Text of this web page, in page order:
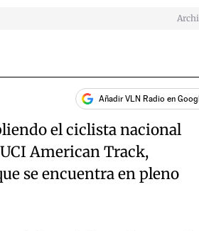
Añadir VLN Radio en
el ciclista nacional
American Track,
se encuentra en pleno